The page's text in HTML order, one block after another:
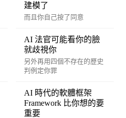
建模了
而且你自己按了同意
AI 法官可能看你的臉
就歧視你
另外再用四個不存在的歷史
判例定你罪
AI 時代的軟體框架
Framework 比你想的要
重要